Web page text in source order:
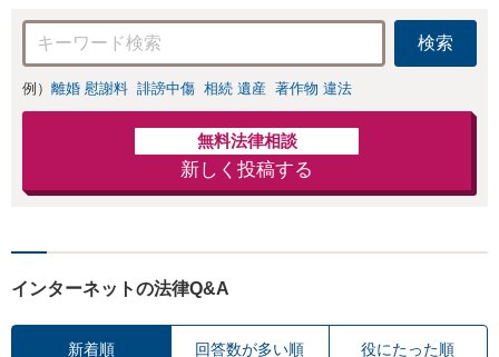
検索
例） 離婚 慰謝料 誹謗中傷 相続 遺産 著作物 違法
無料法律相談
新しく投稿する
インターネットの法律Q&A
新着順 回答数が多い順 役にたった順